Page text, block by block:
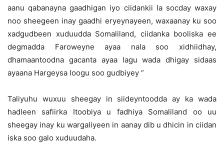
aanu qabanayna gaadhigan iyo ciidankii la socday waxay
noo sheegeen inay gaadhi eryeynayeen, waxaanay ku soo
xadgudbeen xuduudda Somaliland, ciidanka booliska ee
degmadda Faroweyne ayaa nala soo xidhiidhay,
dhamaantoodna gacanta ayaa lagu wada dhigay sidaas
ayaana Hargeysa loogu soo gudbiyey ”
Taliyuhu wuxuu sheegay in siideyntoodda ay ka wada
hadleen safiirka Itoobiya u fadhiya Somaliland oo uu
sheegay inay ku wargaliyeen in aanay dib u dhicin in ciidan
iska soo galo xuduudaha.